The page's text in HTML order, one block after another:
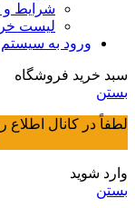
شرایط و
لیست
ورود به سیستم
سبد خرید فروشگاه
بستن
لطفاً در کانال اطلاع
وارد شوید
بستن